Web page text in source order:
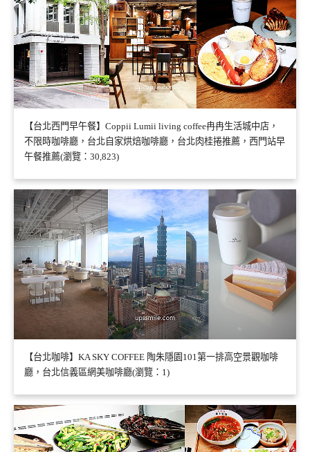
【台北西門早午餐】Coppii Lumii living coffee冉冉生活城中店，
不限時咖啡廳，台北自家烘焙咖啡廳，台北肉桂捲推薦，西門站早
午餐推薦(瀏覽：30,823)
【台北咖啡】KA SKY COFFEE 陶朱隱園101第一排高空景觀咖啡
廳，台北信義區網美咖啡廳(瀏覽：1)